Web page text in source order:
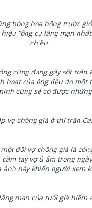
bông hoa hồng trước
“ông cụ lãng mạn
chiều.
cũng đang gây sốt trên
hoạt của ông đều do một
cũng sẽ có được
vợ chồng già ở thị trấn
đôi vợ chồng già là
tay vợ ủ ấm trong
này khiến người xem
mạn của tuổi già hiếm